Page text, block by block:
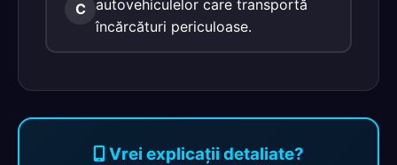
C autovehiculelor care transportă
încărcături periculoase.
Vrei explicații detaliate?